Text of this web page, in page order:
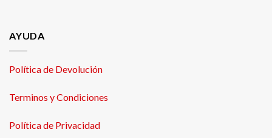
AYUDA
Política de Devolución
Terminos y Condiciones
Política de Privacidad